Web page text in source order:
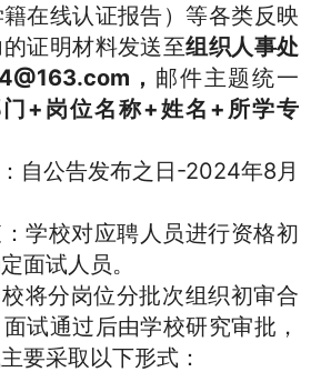
在线认证报告）等各类反映
证明材料发送至组织人事处
， 邮件主题统一
+岗位名称+姓名+所学专
自公告发布之日-2024年8月
学校对应聘人员进行资格初
面试人员。
将分岗位分批次组织初审合
面试通过后由学校研究审批，
主要采取以下形式：